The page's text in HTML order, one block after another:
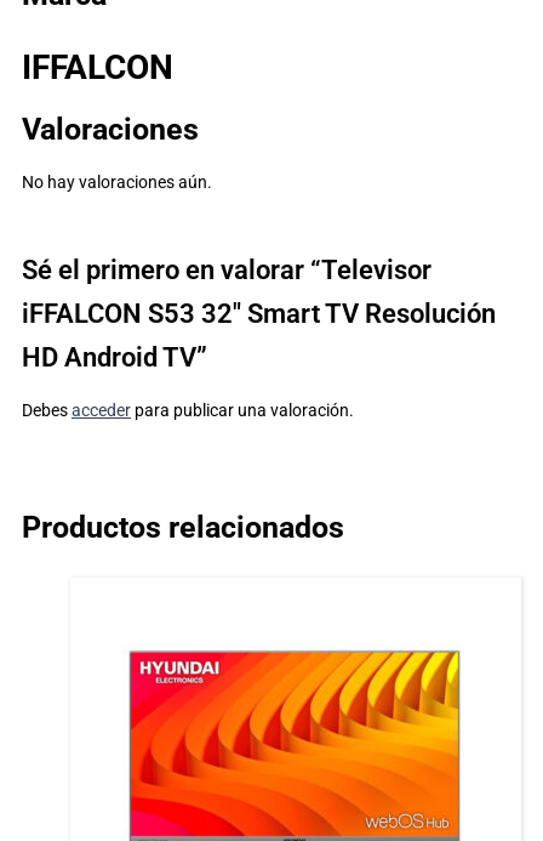
IFFALCON
Valoraciones
No hay valoraciones aún.
Sé el primero en valorar “Televisor
iFFALCON S53 32″ Smart TV Resolución
HD Android TV”
Debesacceder para publicar una valoración.
Productos relacionados